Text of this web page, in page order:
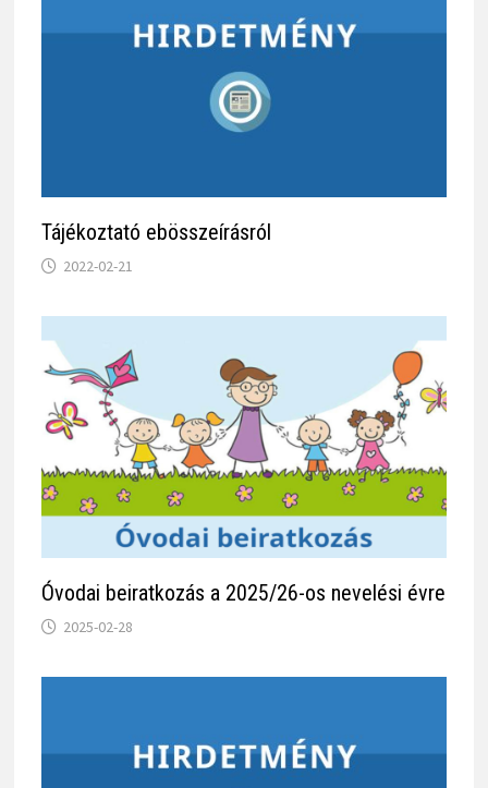
Tájékoztató ebösszeírásról
2022-02-21
Óvodai beiratkozás a 2025/26-os nevelési évre
2025-02-28